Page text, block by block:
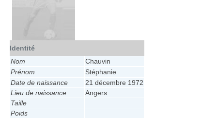
Identité
Nom
Chauvin
Prénom
Stéphanie
Date de naissance
21 décembre 1972
Lieu de naissance
Angers
Taille
Poids